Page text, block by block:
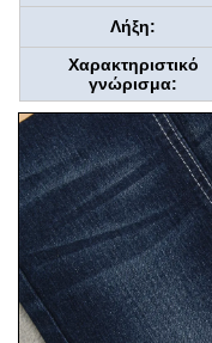
Λήξη:
Χαρακτηριστικό
γνώρισμα: